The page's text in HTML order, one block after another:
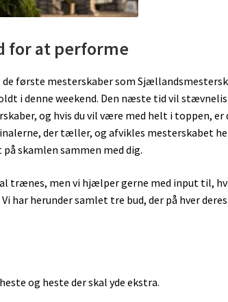
for at performe
første mesterskaber som
i denne weekend. Den næste tid vil
og hvis du vil være med helt i toppen, er
der tæller, og afvikles mesterskabet
skamlen sammen med dig.
trænes, men vi hjælper gerne med input til,
har herunder samlet tre bud, der på hver
og heste der skal yde ekstra.